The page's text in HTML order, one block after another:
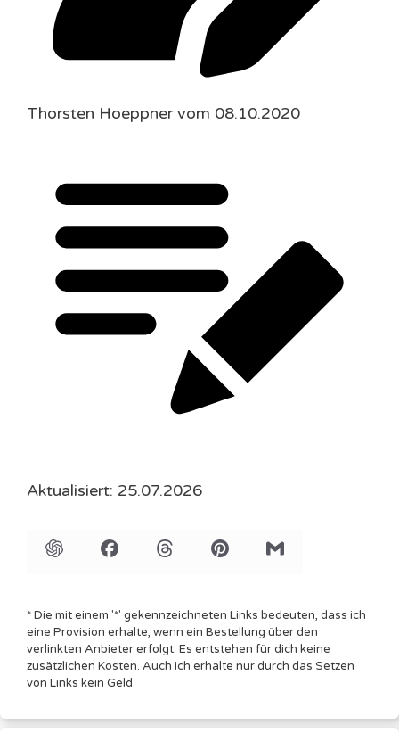
Thorsten Hoeppner vom 08.10.2020
Aktualisiert: 25.07.2026
* Die mit einem '*' gekennzeichneten Links bedeuten, dass ich
eine Provision erhalte, wenn ein Bestellung über den
verlinkten Anbieter erfolgt. Es entstehen für dich keine
zusätzlichen Kosten. Auch ich erhalte nur durch das Setzen
von Links kein Geld.